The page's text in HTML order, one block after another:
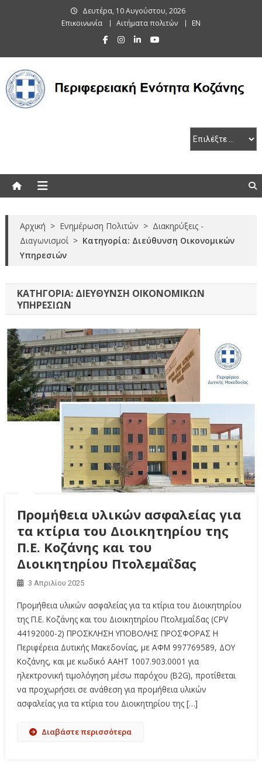
Δευτέρα, 10 Αυγούστου, 2026
Επικοινωνία
Αιτήματα πολιτών EN
Αρχική > Ενημέρωση Πολιτών > Διακηρύξεις -
Διαγωνισμοί > Κατηγορία: Διεύθυνση Οικονομικών
Υπηρεσιών
ΚΑΤΗΓΟΡΊΑ: ΔΙΕΎΘΥΝΣΗ ΟΙΚΟΝΟΜΙΚΏΝ
ΥΠΗΡΕΣΙΏΝ
Προμήθεια υλικών ασφαλείας για
τα κτίρια του Διοικητηρίου της
Π.Ε. Κοζάνης και του
Διοικητηρίου Πτολεμαΐδας
3 Απριλίου 2025
Προμήθεια υλικών ασφαλείας για τα κτίρια του Διοικητηρίου
της Π.Ε. Κοζάνης και του Διοικητηρίου Πτολεμαΐδας (CPV
44192000-2) ΠΡΟΣΚΛΗΣΗ ΥΠΟΒΟΛΗΣ ΠΡΟΣΦΟΡΑΣ Η
Περιφέρεια Δυτικής Μακεδονίας, με ΑΦΜ 997769589, ΔΟΥ
Κοζάνης, και με κωδικό ΑΑΗΤ 1007.903.0001 για
ηλεκτρονική τιμολόγηση μέσω παρόχου (B2G), προτίθεται
να προχωρήσει σε ανάθεση για προμήθεια υλικών
ασφαλείας για τα κτίρια του Διοικητηρίου της […]
Διαβάστε περισσότερα